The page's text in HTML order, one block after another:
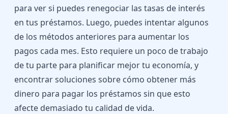
para ver si puedes renegociar las tasas de interés
en tus préstamos. Luego, puedes intentar algunos
de los métodos anteriores para aumentar los
pagos cada mes. Esto requiere un poco de trabajo
de tu parte para planificar mejor tu economía, y
encontrar soluciones sobre cómo obtener más
dinero para pagar los préstamos sin que esto
afecte demasiado tu calidad de vida.